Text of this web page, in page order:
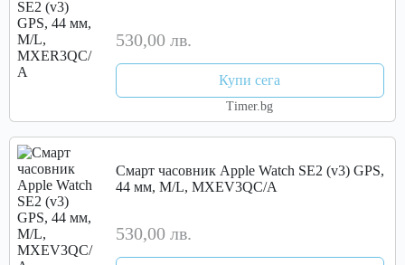
530,00 лв.
Купи сега
Timer.bg
Смарт часовник Apple Watch SE2 (v3) GPS,
44 мм, M/L, MXEV3QC/A
530,00 лв.